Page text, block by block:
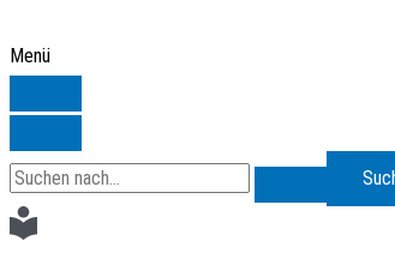
Inhalt
Menü
Search
for: